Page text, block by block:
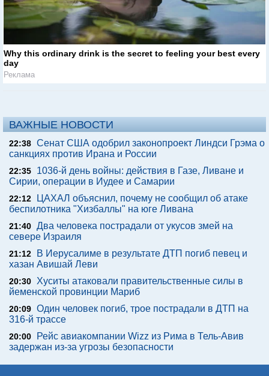
Why this ordinary drink is the secret to feeling your best every
day
Реклама
ВАЖНЫЕ НОВОСТИ
22:38 Сенат США одобрил законопроект Линдси Грэма о
санкциях против Ирана и России
22:35
1036-й день войны: действия в Газе, Ливане и
Сирии, операции в Иудее и Самарии
22:12
ЦАХАЛ объяснил, почему не сообщил об атаке
беспилотника "Хизбаллы" на юге Ливана
21:40 Два человека пострадали от укусов змей на
севере Израиля
21:12
В Иерусалиме в результате ДТП погиб певец и
хазан Авишай Леви
20:30 Хуситы атаковали правительственные силы в
йеменской провинции Мариб
20:09 Один человек погиб, трое пострадали в ДТП на
316-й трассе
20:00
Рейс авиакомпании Wizz из Рима в Тель-Авив
задержан из-за угрозы безопасности